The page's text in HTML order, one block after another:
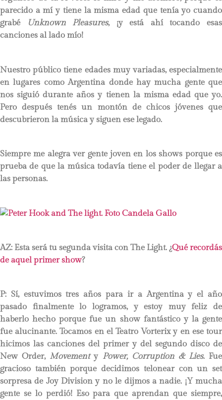
parecido a mí y tiene la misma edad que tenía yo cuando
grabé
Unknown Pleasures, ¡y está ahí tocando esas
canciones al lado mío!
Nuestro público tiene edades muy variadas, especialmente
en lugares como Argentina donde hay mucha gente que
nos siguió durante años y tienen la misma edad que yo.
Pero después tenés un montón de chicos jóvenes que
descubrieron la música y siguen ese legado.
Siempre me alegra ver gente joven en los shows porque es
prueba de que la música todavía tiene el poder de llegar a
las personas.
AZ: Esta será tu segunda visita con The Light. ¿Qué recordás
de aquel primer show?
P: Sí, estuvimos tres años para ir a Argentina y el año
pasado finalmente lo logramos, y estoy muy feliz de
haberlo hecho porque fue un show fantástico y la gente
fue alucinante. Tocamos en el Teatro Vorterix y en ese tour
hicimos las canciones del primer y del segundo disco de
New Order, Movementy Power, Corruption & Lies. Fue
gracioso también porque decidimos telonear con un set
sorpresa de Joy Division y no le dijmos a nadie. ¡Y mucha
gente se lo perdió! Eso para que aprendan que siempre,